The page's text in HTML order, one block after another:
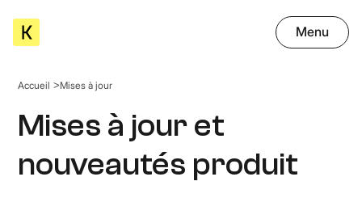
Menu
Accueil Mises à jour
Mises à jour et
nouveautés produit